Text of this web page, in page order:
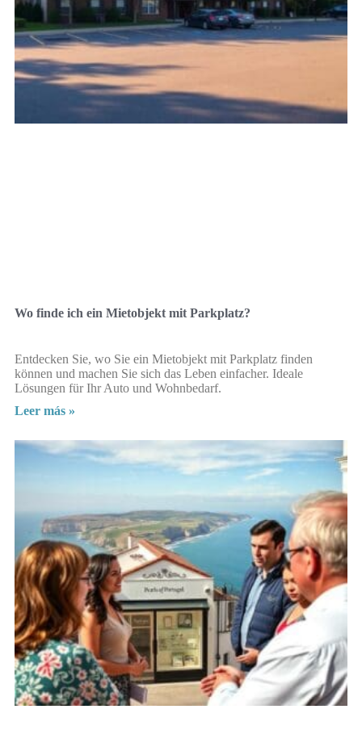
Wo finde ich ein Mietobjekt mit Parkplatz?
Entdecken Sie, wo Sie ein Mietobjekt mit Parkplatz finden
können und machen Sie sich das Leben einfacher. Ideale
Lösungen für Ihr Auto und Wohnbedarf.
Leer más »